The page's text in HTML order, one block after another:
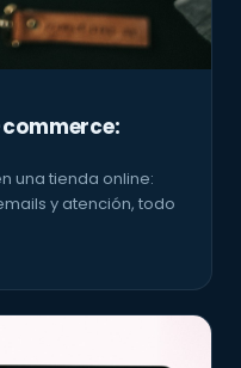
una tienda online:
y atención, todo